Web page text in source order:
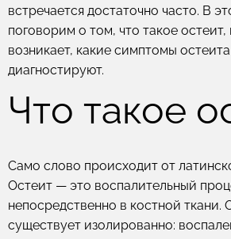
встречается достаточно часто. В
поговорим о том, что такое
возникает, какие симптомы остеита
диагностируют.
Что такое
Само слово происходит от
Остеит — это воспалительный
непосредственно в костной ткани.
существует изолированно: